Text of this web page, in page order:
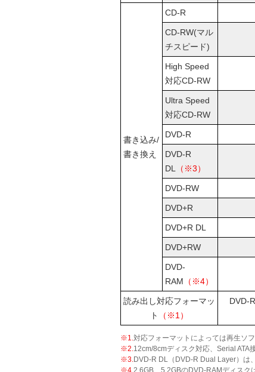
書き込み/
書き換え
CD-R
CD-RW(マル
チスピード)
High Speed
対応CD-RW
Ultra Speed
対応CD-RW
DVD-R
DVD-R
DL
（※3）
DVD-RW
DVD+R
DVD+R DL
DVD+RW
DVD-
RAM （※4）
読み出し対応フォーマッ
ト
（※1）
DVD-
※1.対応フォーマットによっては再生ソ
※2.12cm/8cmディスク対応、Serial ATA
※3.DVD-R DL（DVD-R Dual Layer）は
※4. 2.6GB、5.2GBのDVD-RAMディスク